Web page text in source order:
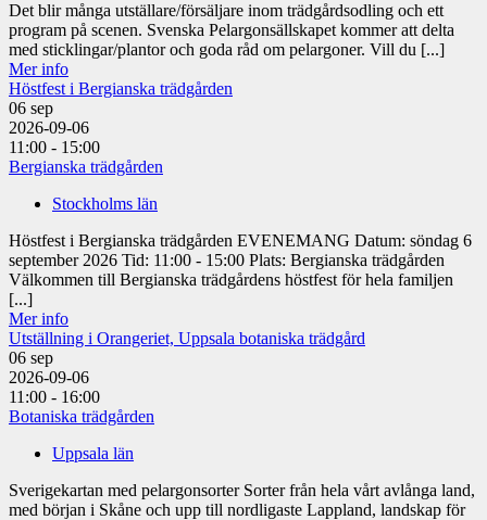
Det blir många utställare/försäljare inom trädgårdsodling och ett
program på scenen. Svenska Pelargonsällskapet kommer att delta
med sticklingar/plantor och goda råd om pelargoner. Vill du [...]
Mer info
Höstfest i Bergianska trädgården
06 sep
2026-09-06
11:00 - 15:00
Bergianska trädgården
Stockholms län
Höstfest i Bergianska trädgården EVENEMANG Datum: söndag 6
september 2026 Tid: 11:00 - 15:00 Plats: Bergianska trädgården
Välkommen till Bergianska trädgårdens höstfest för hela familjen
[...]
Mer info
Utställning i Orangeriet, Uppsala botaniska trädgård
06 sep
2026-09-06
11:00 - 16:00
Botaniska trädgården
Uppsala län
Sverigekartan med pelargonsorter Sorter från hela vårt avlånga land,
med början i Skåne och upp till nordligaste Lappland, landskap för